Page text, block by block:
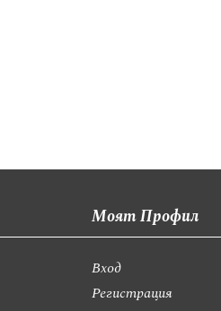
Моят Профил
Вход
Регистрация